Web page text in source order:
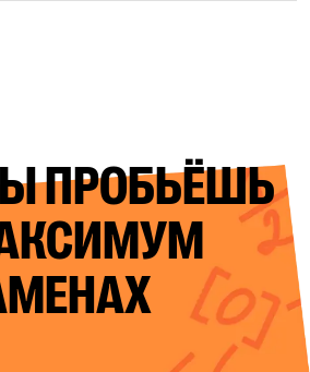
ПРОБЬЁШЬ